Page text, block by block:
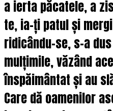
a ierta păcatele, a
te, ia-ți patul și
ridicându-se, s-a
mulțimile, văzând
înspăimântat și au
Care dă oamenilor